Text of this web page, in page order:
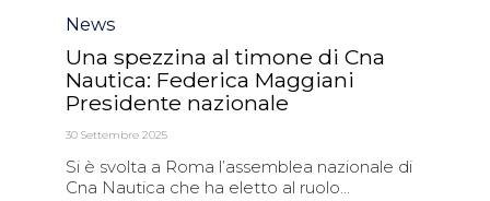
Category
News
Una spezzina al timone di Cna
Nautica: Federica Maggiani
Presidente nazionale
30 Settembre 2025
Si è svolta a Roma l’assemblea nazionale di
Cna Nautica che ha eletto al ruolo...